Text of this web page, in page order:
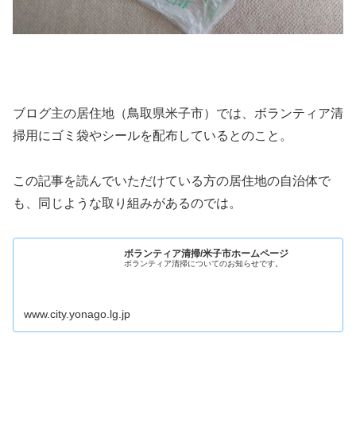
ブログ主の居住地（鳥取県米子市）では、ボランティア清
掃用にゴミ袋やシールを配布しているとのこと。
この記事を読んでいただけている方の居住地の自治体で
も、同じような取り組みがあるのでは。
ボランティア清掃/米子市ホームページ
ボランティア清掃についてのお知らせです。
www.city.yonago.lg.jp